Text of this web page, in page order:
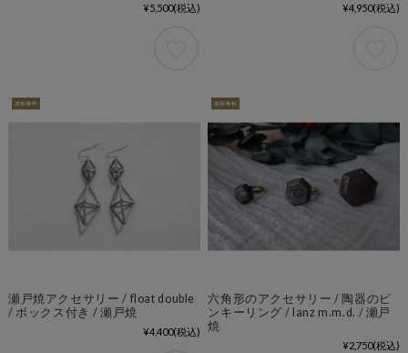
¥5,500(税込) ¥4,950(税込)
瀬戸焼アクセサリー / float double
/ ボックス付き / 瀬戸焼
¥4,400(税込)
六角形のアクセサリー / 陶器のピ
ンキーリング / lanz m.m.d. / 瀬戸
焼
¥2,750(税込)